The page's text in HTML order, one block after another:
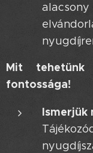
alacsony
Mit
fontossága!
Ismerjük